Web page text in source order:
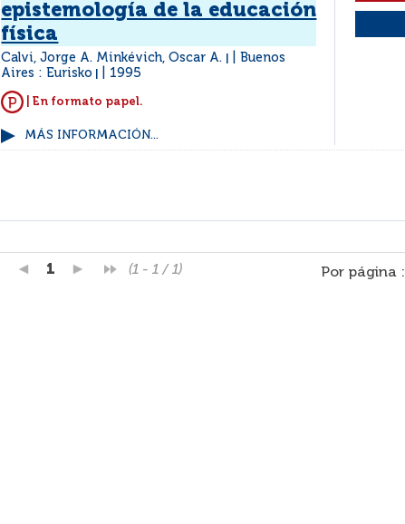
epistemología de la educación
física
Calvi, Jorge A. Minkévich, Oscar A.
Buenos
Aires : Eurisko
1995
| En formato papel.
MÁS INFORMACIÓN...
1 (1 - 1 / 1) Por página :